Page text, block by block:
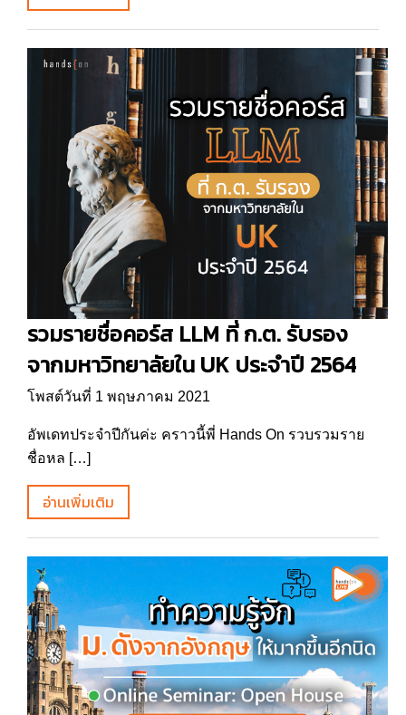
รวมรายชื่อคอร์ส LLM ที่ ก.ต. รับรอง
จากมหาวิทยาลัยใน UK ประจำปี 2564
โพสต์วันที่ 1 พฤษภาคม 2021
อัพเดทประจำปีกันค่ะ คราวนี้พี่ Hands On รวบรวมราย
ชื่อหล […]
อ่านเพิ่มเติม